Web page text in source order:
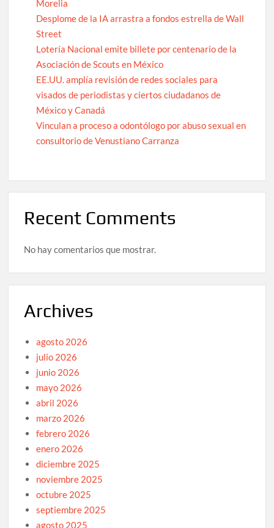
Morelia
Desplome de la IA arrastra a fondos estrella de Wall
Street
Lotería Nacional emite billete por centenario de la
Asociación de Scouts en México
EE.UU. amplía revisión de redes sociales para
visados de periodistas y ciertos ciudadanos de
México y Canadá
Vinculan a proceso a odontólogo por abuso sexual en
consultorio de Venustiano Carranza
Recent Comments
No hay comentarios que mostrar.
Archives
agosto 2026
julio 2026
junio 2026
mayo 2026
abril 2026
marzo 2026
febrero 2026
enero 2026
diciembre 2025
noviembre 2025
octubre 2025
septiembre 2025
agosto 2025